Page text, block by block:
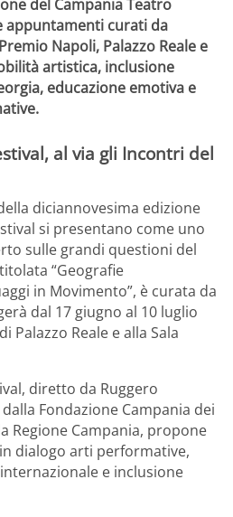
del Campania Teatro
appuntamenti curati da
Napoli, Palazzo Reale e
artistica, inclusione
educazione emotiva e
al via gli Incontri del
diciannovesima edizione
si presentano come uno
sulle grandi questioni del
“Geografie
in Movimento”, è curata da
dal 17 giugno al 10 luglio
Palazzo Reale e alla Sala
diretto da Ruggero
Fondazione Campania dei
Regione Campania, propone
dialogo arti performative,
e inclusione